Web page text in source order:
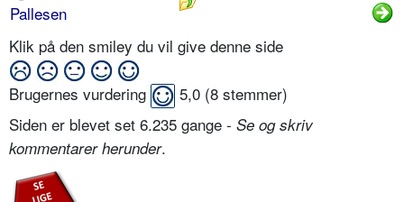
Pallesen
Klik på den smiley du vil give denne side
Brugernes vurdering 5,0 (8 stemmer)
Siden er blevet set 6.235 gange - Se og skriv
kommentarer herunder.